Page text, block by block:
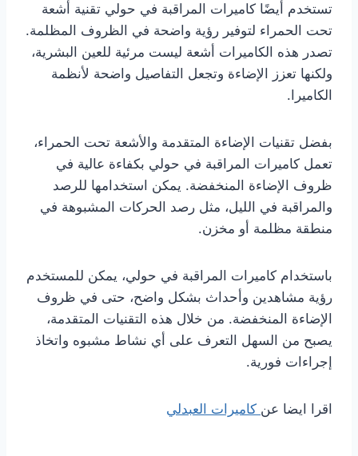
تستخدم أيضًا كاميرات المراقبة في حولي تقنية أشعة
تحت الحمراء لتوفير رؤية واضحة في الظروف المظلمة.
تصدر هذه الكاميرات أشعة ليست مرئية للعين البشرية،
ولكنها تعزز الإضاءة وتجعل التفاصيل واضحة لأنظمة
الكاميرا.
بفضل تقنيات الإضاءة المتقدمة والأشعة تحت الحمراء،
تعمل كاميرات المراقبة في حولي بكفاءة عالية في
ظروف الإضاءة المنخفضة. يمكن استخدامها للرصد
والمراقبة في الليل، مثل رصد الحركات المشبوهة في
منطقة مظلمة أو مخزن.
باستخدام كاميرات المراقبة في حولي، يمكن للمستخدم
رؤية مشاهدين وأحداث بشكل واضح، حتى في ظروف
الإضاءة المنخفضة. من خلال هذه التقنيات المتقدمة،
يصبح من السهل التعرف على أي نشاط مشبوه واتخاذ
إجراءات فورية.
اقرا ايضا عن كاميرات العبدلي